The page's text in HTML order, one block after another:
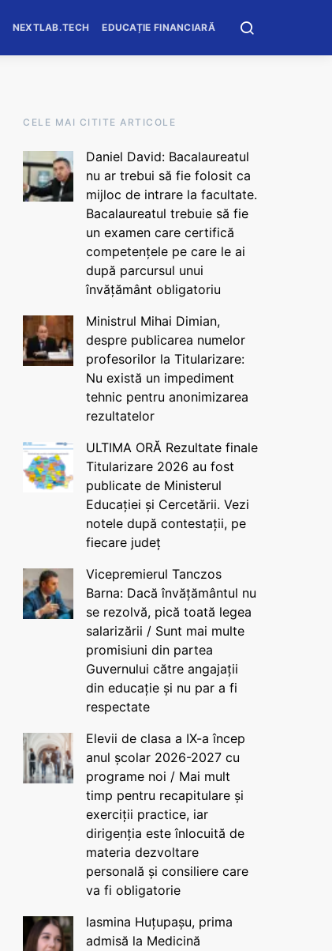
NEXTLAB.TECH EDUCAȚIE FINANCIARĂ
CELE MAI CITITE ARTICOLE
Daniel David: Bacalaureatul
nu ar trebui să fie folosit ca
mijloc de intrare la facultate.
Bacalaureatul trebuie să fie
un examen care certifică
competențele pe care le ai
după parcursul unui
învățământ obligatoriu
Ministrul Mihai Dimian,
despre publicarea numelor
profesorilor la Titularizare:
Nu există un impediment
tehnic pentru anonimizarea
rezultatelor
ULTIMA ORĂ Rezultate finale
Titularizare 2026 au fost
publicate de Ministerul
Educației și Cercetării. Vezi
notele după contestații, pe
fiecare județ
Vicepremierul Tanczos
Barna: Dacă învățământul nu
se rezolvă, pică toată legea
salarizării / Sunt mai multe
promisiuni din partea
Guvernului către angajații
din educație și nu par a fi
respectate
Elevii de clasa a IX-a încep
anul școlar 2026-2027 cu
programe noi / Mai mult
timp pentru recapitulare și
exerciții practice, iar
dirigenția este înlocuită de
materia dezvoltare
personală și consiliere care
va fi obligatorie
Iasmina Huțupașu, prima
admisă la Medicină